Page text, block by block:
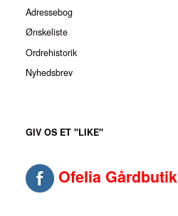
Adressebog
Ønskeliste
Ordrehistorik
Nyhedsbrev
GIV OS ET "LIKE"
Ofelia Gårdbutik